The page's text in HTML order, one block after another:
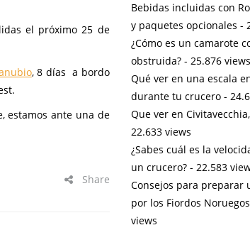
el próximo 25 de
, 8 días a bordo
estamos ante una de
Share
Bebidas incluidas con
y paquetes opcionales -
¿Cómo es un camarote
obstruida?- 25.876 views
Qué ver en una escala
durante tu crucero-
Que ver en
22.633 views
¿Sabes cuál es la
un crucero?- 22.583
Consejos para preparar
por los Fiordos Noruegos
views